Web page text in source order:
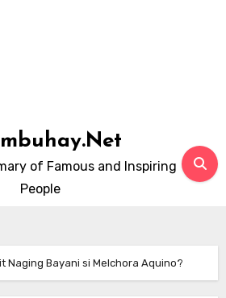
of Famous and Inspiring
People
Naging Bayani si Melchora Aquino?